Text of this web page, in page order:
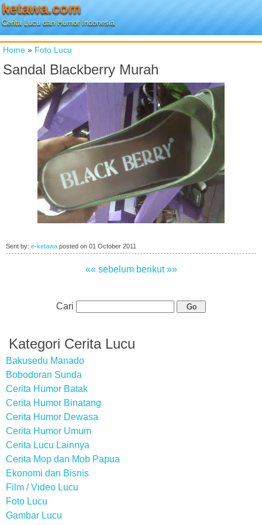
ketawa.com
Cerita Lucu dan Humor Indonesia
Home » Foto Lucu
Sandal Blackberry Murah
Sent by: e-ketawa posted on 01 October 2011
«« sebelum berikut »»
Cari
Kategori Cerita Lucu
Bakusedu Manado
Bobodoran Sunda
Cerita Humor Batak
Cerita Humor Binatang
Cerita Humor Dewasa
Cerita Humor Umum
Cerita Lucu Lainnya
Cerita Mop dan Mob Papua
Ekonomi dan Bisnis
Film / Video Lucu
Foto Lucu
Gambar Lucu